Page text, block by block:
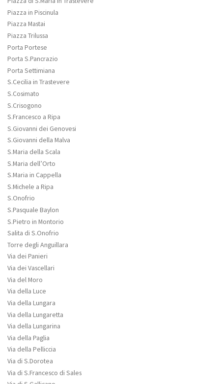
Piazza in Piscinula
Piazza Mastai
Piazza Trilussa
Porta Portese
Porta S.Pancrazio
Porta Settimiana
S.Cecilia in Trastevere
S.Cosimato
S.Crisogono
S.Francesco a Ripa
S.Giovanni dei Genovesi
S.Giovanni della Malva
S.Maria della Scala
S.Maria dell’Orto
S.Maria in Cappella
S.Michele a Ripa
S.Onofrio
S.Pasquale Baylon
S.Pietro in Montorio
Salita di S.Onofrio
Torre degli Anguillara
Via dei Panieri
Via dei Vascellari
Via del Moro
Via della Luce
Via della Lungara
Via della Lungaretta
Via della Lungarina
Via della Paglia
Via della Pelliccia
Via di S.Dorotea
Via di S.Francesco di Sales